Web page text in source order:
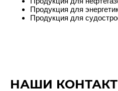
Продукция для
Продукция для
НАШИ